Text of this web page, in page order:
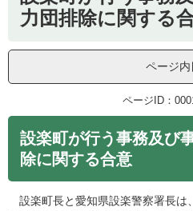
力団排除に関する
ページ内
ページID：
設楽町が行う事務及び
除に関する合意
設楽町長と愛知県設楽警察署長は